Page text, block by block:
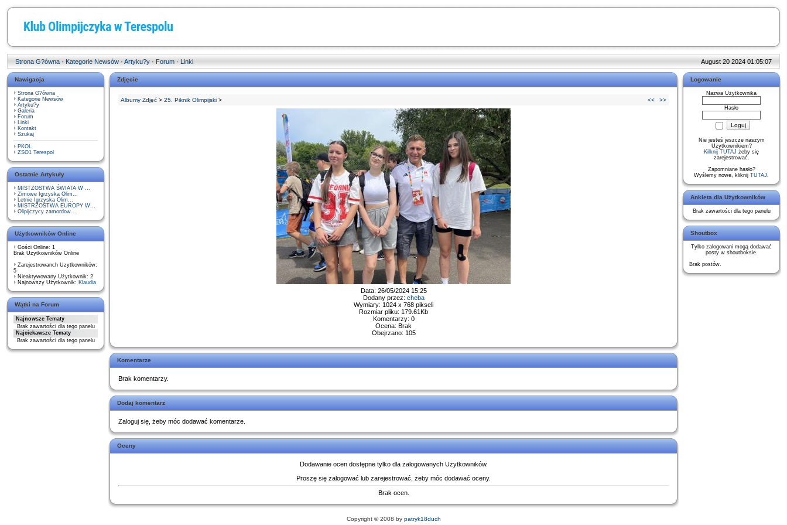
Strona G?ówna · Kategorie Newsów · Artyku?y · Forum · Linki August 20 2024 01:05:07
Nawigacja
Strona G?ówna
Kategorie Newsów
Artyku?y
Galeria
Forum
Linki
Kontakt
Szukaj
PKOL
ZSO1 Terespol
Ostatnie Artykuły
MISTZOSTWA ŚWIATA W ...
Zimowe Igrzyska Olim...
Letnie Igrzyska Olim...
MISTRZOSTWA EUROPY W...
Olipijczycy zamordow...
Użytkowników Online
Gości Online: 1
Brak Użytkowników Online
Zarejestrowanch Uzytkowników:
5
Nieaktywowany Użytkownik: 2
Najnowszy Użytkownik: Klaudia
Wątki na Forum
Najnowsze Tematy
Brak zawartości dla tego panelu
Najciekawsze Tematy
Brak zawartości dla tego panelu
Zdjęcie
Albumy Zdjęć > 25. Piknik Olimpijski > << >>
Data: 26/05/2024 15:25
Dodany przez: cheba
Wymiary: 1024 x 768 pikseli
Rozmiar pliku: 179.61Kb
Komentarzy: 0
Ocena: Brak
Obejrzano: 105
Komentarze
Brak komentarzy.
Dodaj komentarz
Zaloguj się, żeby móc dodawać komentarze.
Oceny
Dodawanie ocen dostępne tylko dla zalogowanych Użytkowników.
Proszę się zalogować lub zarejestrować, żeby móc dodawać oceny.
Brak ocen.
Logowanie
Nazwa Użytkownika
Hasło
Nie jesteś jeszcze naszym
Użytkownikiem?
Kilknij TUTAJ żeby się
zarejestrować.
Zapomniane hasło?
Wyślemy nowe, kliknij TUTAJ.
Ankieta dla Użytkowników
Brak zawartości dla tego panelu
Shoutbox
Tylko zalogowani mogą dodawać
posty w shoutboksie.
Brak postów.
Copyright © 2008 by patryk18duch